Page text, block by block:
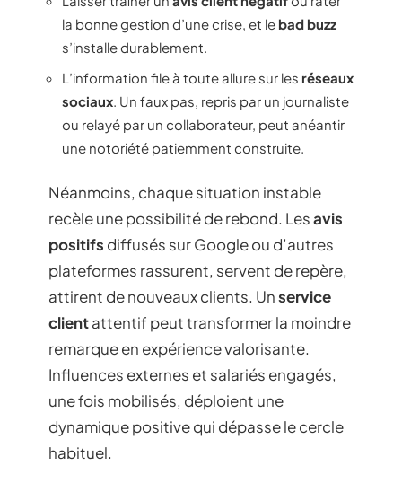
la bonne gestion d’une crise, et le bad buzz
s’installe durablement.
L’information file à toute allure sur les réseaux
sociaux . Un faux pas, repris par un journaliste
ou relayé par un collaborateur, peut anéantir
une notoriété patiemment construite.
Néanmoins, chaque situation instable
recèle une possibilité de rebond. Lesavis
positifs diffusés sur Google ou d’autres
plateformes rassurent, servent de repère,
attirent de nouveaux clients. Unservice
clientattentif peut transformer la moindre
remarque en expérience valorisante.
Influences externes et salariés engagés,
une fois mobilisés, déploient une
dynamique positive qui dépasse le cercle
habituel.